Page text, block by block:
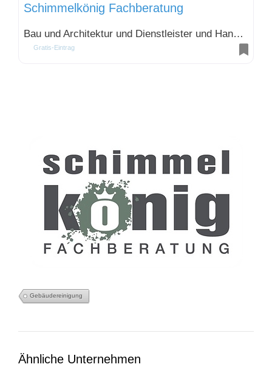
Schimmelkönig Fachberatung
Bau und Architektur und Dienstleister und Handwerk
Gratis-Eintrag
Gebäudereinigung
Ähnliche Unternehmen